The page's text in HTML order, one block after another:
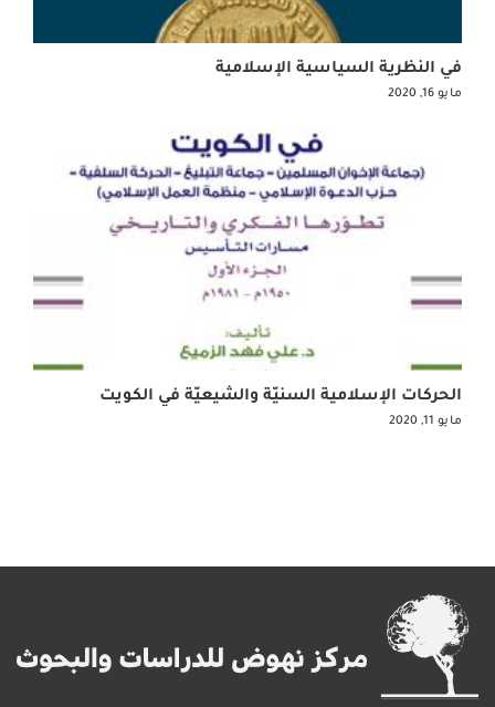
في النظرية السياسية الإسلامية
مايو 16, 2020
الحركات الإسلامية السنيّة والشيعيّة في الكويت
مايو 11, 2020